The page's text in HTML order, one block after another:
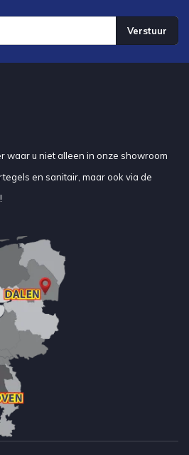
Verstuur
waar u niet alleen in onze showroom
en sanitair, maar ook via de